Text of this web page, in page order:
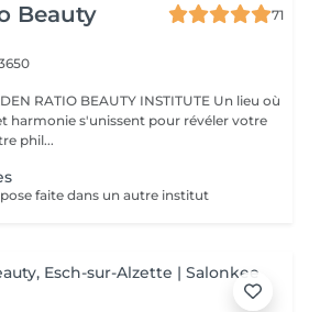
Beauty
71
INSTITUTE Un lieu où
harmonie s'unissent pour révéler votre
Notre phil...
faite dans un autre institut